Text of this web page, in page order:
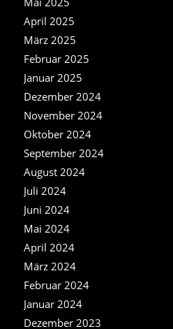
April 2025
März 2025
Februar 2025
Januar 2025
Dezember 2024
November 2024
Oktober 2024
September 2024
August 2024
Juli 2024
Juni 2024
Mai 2024
April 2024
März 2024
Februar 2024
Januar 2024
Dezember 2023